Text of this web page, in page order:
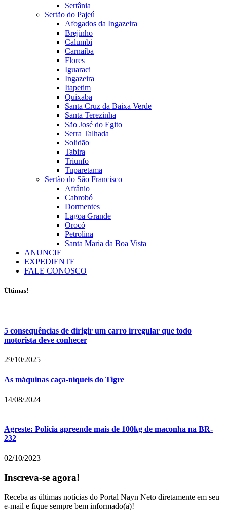
Sertânia
Sertão do Pajeú
Afogados da Ingazeira
Brejinho
Calumbi
Carnaíba
Flores
Iguaraci
Ingazeira
Itapetim
Quixaba
Santa Cruz da Baixa Verde
Santa Terezinha
São José do Egito
Serra Talhada
Solidão
Tabira
Triunfo
Tuparetama
Sertão do São Francisco
Afrânio
Cabrobó
Dormentes
Lagoa Grande
Orocó
Petrolina
Santa Maria da Boa Vista
ANUNCIE
EXPEDIENTE
FALE CONOSCO
Últimas!
5 consequências de dirigir um carro irregular que todo
motorista deve conhecer
29/10/2025
As máquinas caça-níqueis do Tigre
14/08/2024
Agreste: Polícia apreende mais de 100kg de maconha na BR-
232
02/10/2023
Inscreva-se agora!
Receba as últimas notícias do Portal Nayn Neto diretamente em seu
e-mail e fique sempre bem informado(a)!